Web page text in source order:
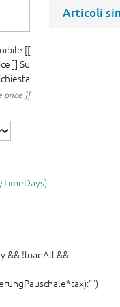
[[
]] Su
]]
&& !loadAll &&
Articoli